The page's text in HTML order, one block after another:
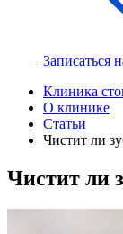
Записаться
Клиника
О клинике
Статьи
Чистит ли
Чистит ли